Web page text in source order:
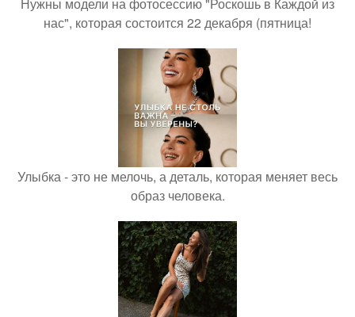
нас", которая состоится 22 декабря (пятница!
Улыбка - это не мелочь, а деталь, которая меняет весь
образ человека.